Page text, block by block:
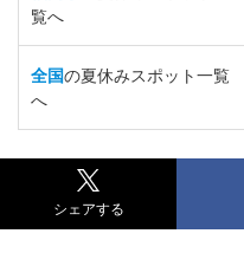
覧へ
全国の夏休みスポット一覧
へ
シェアする